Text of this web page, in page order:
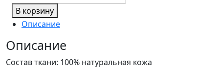
12
500 ₽.
товара
Обувь
натуральная
кожа
В корзину
Описание
Описание
Состав ткани: 100% натуральная кожа